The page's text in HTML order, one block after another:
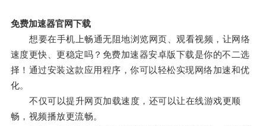
免费加速器官网下载
想要在手机上畅通无阻地浏览网页、观看视频，让网络
速度更快、更稳定吗？免费加速器安卓版下载是你的不二选
择！通过安装这款应用程序，你可以轻松实现网络加速和优
化。
不仅可以提升网页加载速度，还可以让在线游戏更顺
畅，视频播放更流畅。